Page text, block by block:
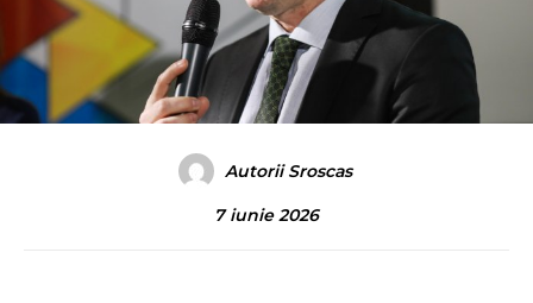
Autorii Sroscas
7 iunie 2026